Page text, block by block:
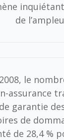
de
le
assurance
garantie
de
de 28,4 %